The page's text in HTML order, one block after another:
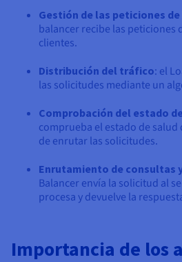
Gestión de las peticiones
balancer recibe las peticiones
clientes.
Distribución del tráfico: el
las solicitudes mediante un
Comprobación del estado
comprueba el estado de salud
de enrutar las solicitudes.
Enrutamiento de consultas
Balancer envía la solicitud al
procesa y devuelve la
Importancia de los